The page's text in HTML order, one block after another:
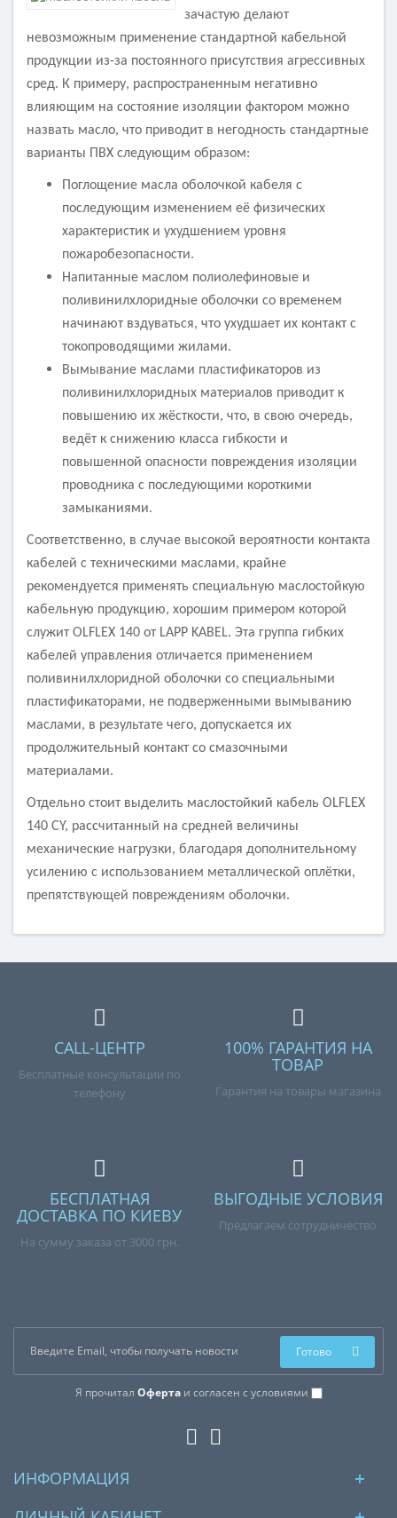
Заземление
с жилой заземления
зачастую делают
невозможным применение стандартной кабельной
продукции из-за постоянного присутствия агрессивных
сред. К примеру, распространенным негативно
влияющим на состояние изоляции фактором можно
назвать масло, что приводит в негодность стандартные
варианты ПВХ следующим образом:
Поглощение масла оболочкой кабеля с
последующим изменением её физических
характеристик и ухудшением уровня
пожаробезопасности.
Напитанные маслом полиолефиновые и
поливинилхлоридные оболочки со временем
начинают вздуваться, что ухудшает их контакт с
токопроводящими жилами.
Вымывание маслами пластификаторов из
поливинилхлоридных материалов приводит к
повышению их жёсткости, что, в свою очередь,
ведёт к снижению класса гибкости и
повышенной опасности повреждения изоляции
проводника с последующими короткими
замыканиями.
Соответственно, в случае высокой вероятности контакта
кабелей с техническими маслами, крайне
рекомендуется применять специальную маслостойкую
кабельную продукцию, хорошим примером которой
служит OLFLEX 140 от LAPP KABEL. Эта группа гибких
кабелей управления отличается применением
поливинилхлоридной оболочки со специальными
пластификаторами, не подверженными вымыванию
маслами, в результате чего, допускается их
продолжительный контакт со смазочными
материалами.
Отдельно стоит выделить маслостойкий кабель OLFLEX
140 CY, рассчитанный на средней величины
механические нагрузки, благодаря дополнительному
усилению с использованием металлической оплётки,
препятствующей повреждениям оболочки.
CALL-ЦЕНТР
Бесплатные консультации по
телефону
100% ГАРАНТИЯ НА
ТОВАР
Гарантия на товары магазина
БЕСПЛАТНАЯ
ДОСТАВКА ПО КИЕВУ
На сумму заказа от 3000 грн.
ВЫГОДНЫЕ УСЛОВИЯ
Предлагаем сотрудничество
Я прочитал Офертаи согласен с условиями
Готово
ИНФОРМАЦИЯ